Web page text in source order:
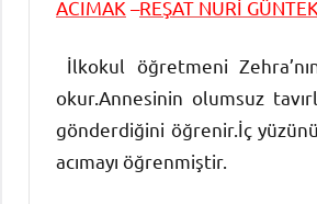
2012
ACIMAK –REŞAT NURİ
İlkokul öğretmeni
okur.Annesinin olumsuz
gönderdiğini öğrenir.İç yüzünü
acımayı öğrenmiştir.